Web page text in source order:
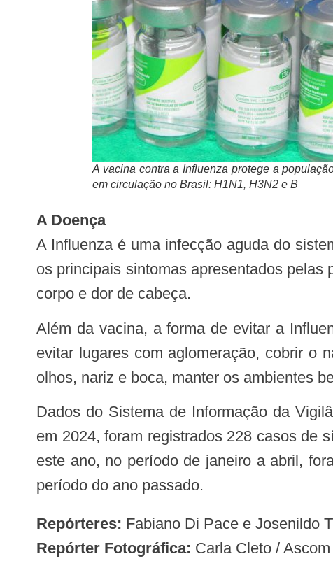
A vacina contra a Influenza protege a
em circulação no Brasil: H1N1, H3N2 e B
A Doença
A Influenza é uma infecção aguda do
os principais sintomas apresentados
corpo e dor de cabeça.
Além da vacina, a forma de evitar a Influenza é higienizar as mãos com frequência, seja com água e sabão ou álcool a 70%,
evitar lugares com aglomeração, cobrir o
olhos, nariz e boca, manter os ambientes
Dados do Sistema de Informação da Vigilância Epidemiológica da Gripe (SIVEP Gripe) do Ministério da Saúde apontam que,
em 2024, foram registrados 228 casos de
este ano, no período de janeiro a abril,
período do ano passado.
Repórteres: Fabiano Di Pace e Josenildo
Repórter Fotográfica: Carla Cleto /